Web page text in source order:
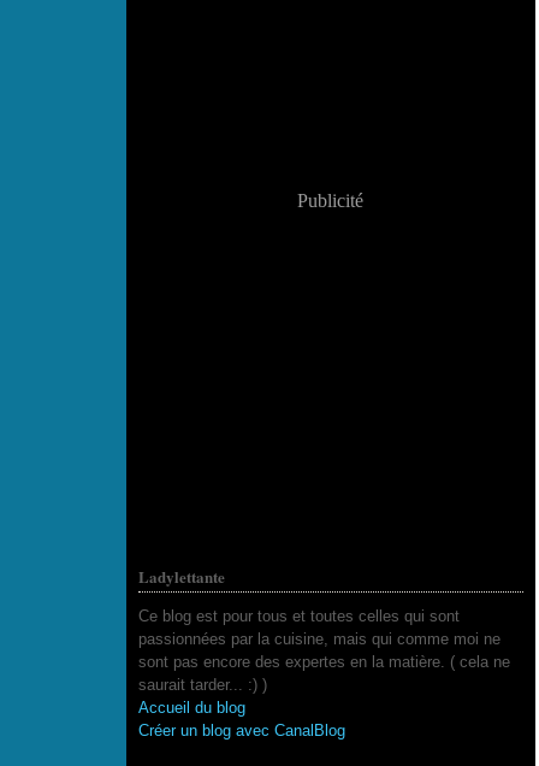
Publicité
Ladylettante
Ce blog est pour tous et toutes celles qui sont
passionnées par la cuisine, mais qui comme moi ne
sont pas encore des expertes en la matière. ( cela ne
saurait tarder... :) )
Accueil du blog
Créer un blog avec CanalBlog